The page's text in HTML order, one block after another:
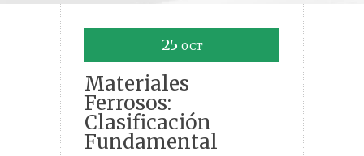
25 OCT
Materiales
Ferrosos:
Clasificación
Fundamental